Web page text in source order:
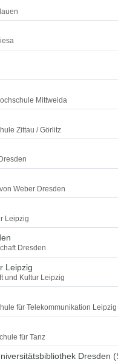
Mittweida
Zittau / Görlitz
Weber Dresden
Leipzig
Dresden
Leipzig
und Kultur Leipzig
für Telekommunikation Leipzig
für Tanz
Dresden